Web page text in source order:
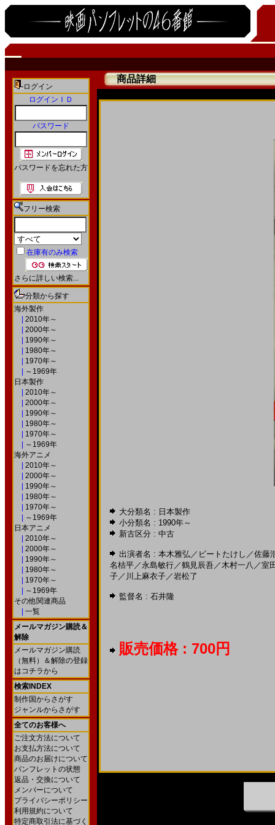
ログイン
ログインＩＤ
パスワード
パスワードを忘れた方
フリー検索
在庫有のみ検索
さらに詳しい検索...
分類から探す
海外製作
2010年～
2000年～
1990年～
1980年～
1970年～
～1969年
日本製作
2010年～
2000年～
1990年～
1980年～
1970年～
～1969年
海外アニメ
2010年～
2000年～
1990年～
1980年～
1970年～
～1969年
日本アニメ
2010年～
2000年～
1990年～
1980年～
1970年～
～1969年
その他関連商品
一覧
メールマガジン購読＆
解除
メールマガジン購読
（無料）＆解除の登録
はコチラから
検索INDEX
制作国からさがす
ジャンルからさがす
全てのお客様へ
ご注文方法について
お支払方法について
商品のお届けについて
パンフレットの状態
返品・交換について
メンバーについて
プライバシーポリシー
利用規約について
特定商取引法に基づく
商品詳細
大分類名 : 日本製作
小分類名 : 1990年～
新古区分 : 中古
出演者名 : 本木雅弘 ／ ビートたけし ／佐藤
名桔平／永島敏行／鶴見辰吾／木村一八 ／室
子／ 川上麻衣子／岩松了
監督名 : 石井隆
販売価格 : 700円